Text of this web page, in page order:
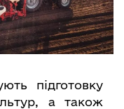
підготовку
а також